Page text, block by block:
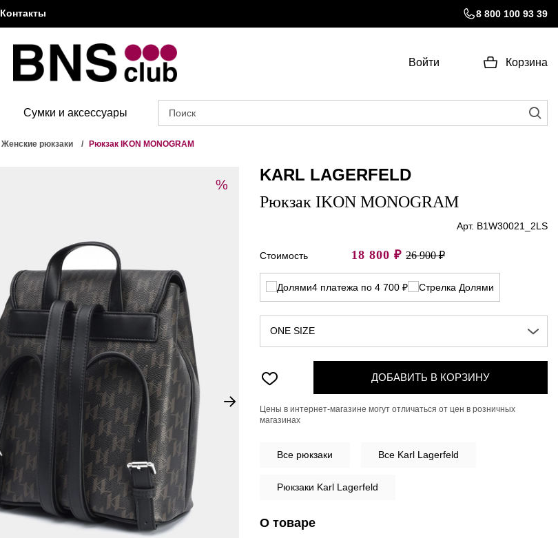
Контакты 8 800 100 93 39
Войти Корзина
Сумки и аксессуары
Женские рюкзаки Рюкзак IKON MONOGRAM
%
KARL LAGERFELD
Рюкзак IKON MONOGRAM
Арт. B1W30021_2LS
Стоимость 18 800 ₽ 26 900 ₽
4 платежа по 4 700 ₽
ONE SIZE
ДОБАВИТЬ В КОРЗИНУ
Цены в интернет-магазине могут отличаться от цен в розничных
магазинах
Все рюкзаки Все Karl Lagerfeld
Рюкзаки Karl Lagerfeld
О товаре